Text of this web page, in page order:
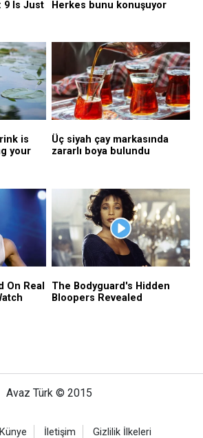
Avaz Türk © 2015
Künye İletişim Gizlilik İlkeleri